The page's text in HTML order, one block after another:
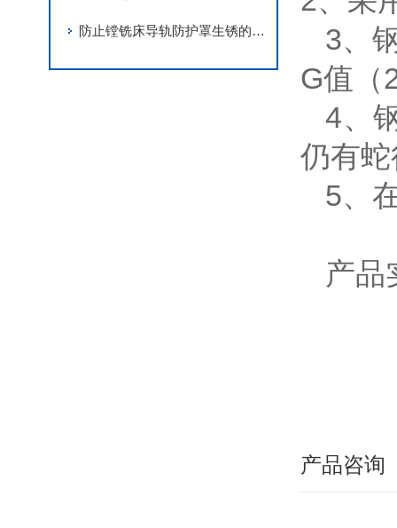
防止镗铣床导轨防护罩生锈的方法分享
3、
G值（
4、
仍有
5、
产品
产品咨询